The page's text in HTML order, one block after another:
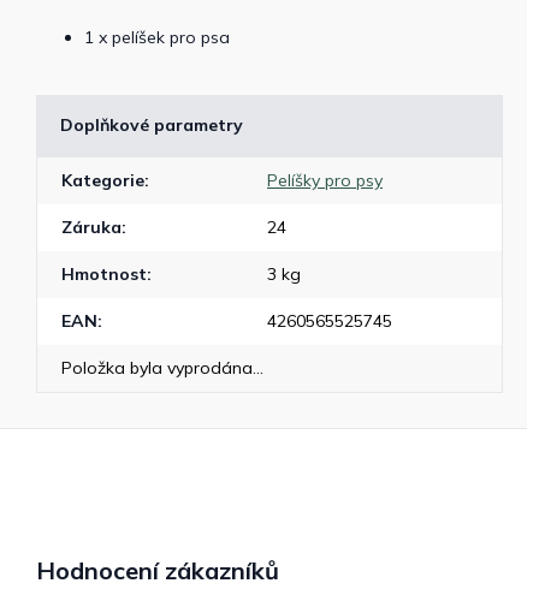
1 x pelíšek pro psa
Doplňkové parametry
Kategorie: Pelíšky pro psy
Záruka: 24
Hmotnost: 3 kg
EAN: 4260565525745
Položka byla vyprodána…
Hodnocení zákazníků